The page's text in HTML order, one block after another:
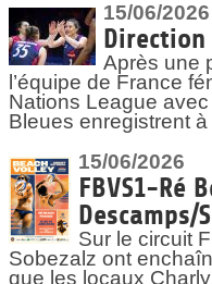
15/06/2026
Après une
l’équipe de France
Nations League
Bleues enregistrent
15/06/2026
FBVS1-Ré
Descamps/
Sur le circuit
Sobezalz ont
que les locaux